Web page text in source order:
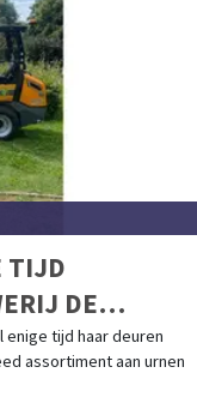
TIJD
DE
enige tijd haar deuren
assortiment aan urnen